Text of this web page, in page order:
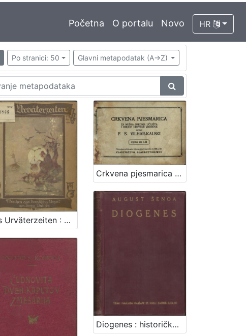
Početna O portalu Novo HR
Po stranici: 50 Glavni metapodatak (A->Z)
Aus Urväterzeiten : Märchen aus kroatischer Urzeit / Ivana Berlitsch
Crkvena pjesmarica za muška srednja učilišta i druge crkvene zborove / napisao F. S. Vilhar-Kalski
Diogenes : historička pripoviest XVIII. vieka / August Šenoa